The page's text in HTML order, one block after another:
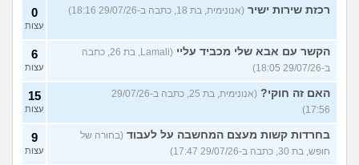
רכזת שירות ישיר (אנונימית, בת 18, כתבה ב-29/07/26 18:16) 0
עצות
הקשר עם אבא שלי מכביד עליי
(Lamali, בת 26, כתבה
ב-29/07/26 18:05)
6
עצות
האם זה חוקי?
(אנונימית, בת 25, כתבה ב-29/07/26
17:56)
15
עצות
בחרדות קשות מעצם המחשבה על לעבוד (בחורה של
חופש, בת 30, כתבה ב-29/07/26 17:47)
9
עצות